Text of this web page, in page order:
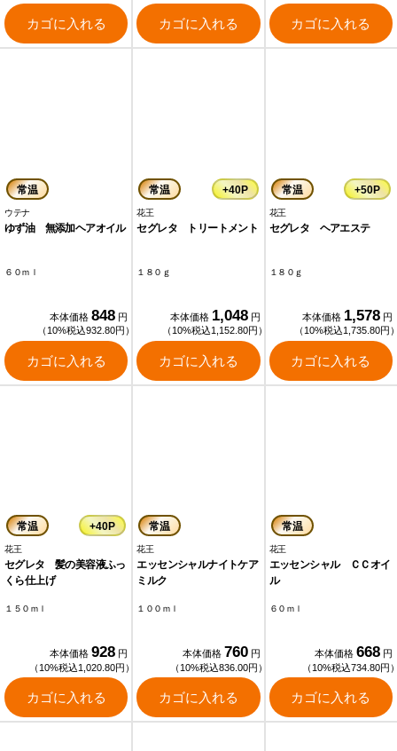
カゴに入れる カゴに入れる カゴに入れる
常温
ウテナ
ゆず油 無添加ヘアオイル
６０ｍｌ
本体価格 848 円
（10%税込932.80円）
カゴに入れる
常温 +40P
花王
セグレタ トリートメント
１８０ｇ
本体価格 1,048 円
（10%税込1,152.80円）
カゴに入れる
常温 +50P
花王
セグレタ ヘアエステ
１８０ｇ
本体価格 1,578 円
（10%税込1,735.80円
カゴに入れる
常温 +40P
花王
セグレタ 髪の美容液ふっ
くら仕上げ
１５０ｍｌ
本体価格 928 円
（10%税込1,020.80円）
カゴに入れる
常温
花王
エッセンシャルナイトケア
ミルク
１００ｍｌ
本体価格 760 円
（10%税込836.00円）
カゴに入れる
常温
花王
エッセンシャル ＣＣオイ
ル
６０ｍｌ
本体価格 668 円
（10%税込734.80円
カゴに入れる